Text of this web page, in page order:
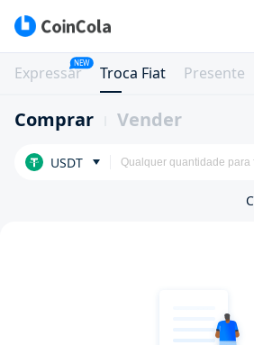
Expressar
NEW
Troca Fiat Presente
Comprar Vender
USDT